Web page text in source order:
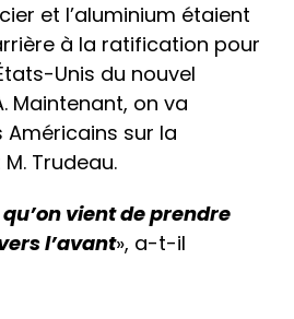
et l’aluminium étaient
à la ratification pour
Unis du nouvel
Maintenant, on va
sur la
Trudeau.
vient de prendre
l’avant», a-t-il